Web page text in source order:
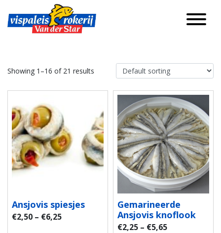
Showing 1–16 of 21 results
Ansjovis spiesjes
€2,50 – €6,25
Gemarineerde
Ansjovis knoflook
€2,25 – €5,65